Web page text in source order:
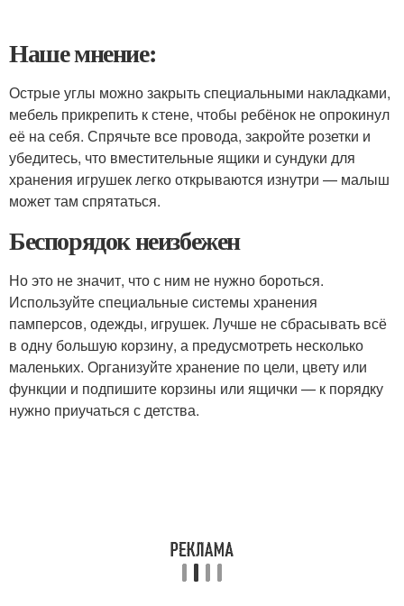
Наше мнение:
Острые углы можно закрыть специальными накладками,
мебель прикрепить к стене, чтобы ребёнок не опрокинул
её на себя. Спрячьте все провода, закройте розетки и
убедитесь, что вместительные ящики и сундуки для
хранения игрушек легко открываются изнутри — малыш
может там спрятаться.
Беспорядок неизбежен
Но это не значит, что с ним не нужно бороться.
Используйте специальные системы хранения
памперсов, одежды, игрушек. Лучше не сбрасывать всё
в одну большую корзину, а предусмотреть несколько
маленьких. Организуйте хранение по цели, цвету или
функции и подпишите корзины или ящички — к порядку
нужно приучаться с детства.